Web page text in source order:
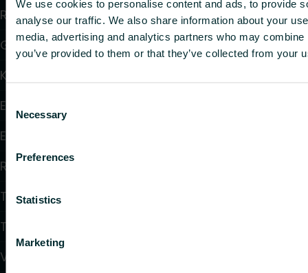
We use cookies to personalise content and ads, to provide
analyse our traffic. We also share information about your
media, advertising and analytics partners who may
you’ve provided to them or that they’ve collected from your
Consent
Selection
Necessary
Preferences
Statistics
Marketing
Radiatorer
Golvvärme och golvkylning
Konvektorer och fläktkonvektorer
Elektrisk uppvärmning
Elektronisk styrning
Reglering
Tappvattensystem
Takvärmesystem
Värmepumpar